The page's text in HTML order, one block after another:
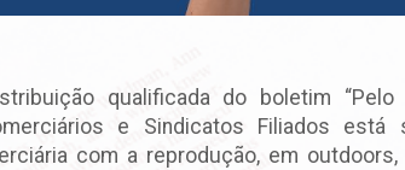
qualificada do boletim
e Sindicatos Filiados está
com a reprodução, em